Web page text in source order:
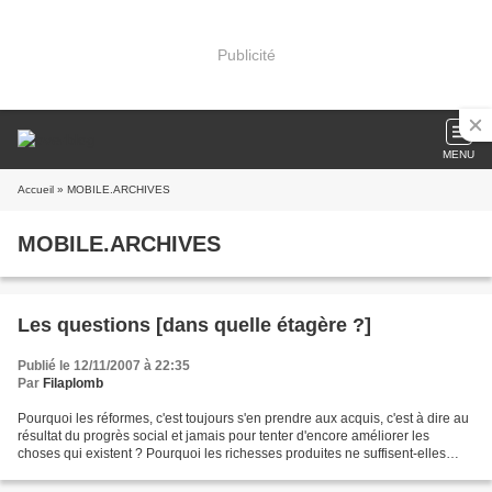
Publicité
MENU
Accueil » MOBILE.ARCHIVES
MOBILE.ARCHIVES
Les questions [dans quelle étagère ?]
Publié le 12/11/2007 à 22:35
Par Filaplomb
Pourquoi les réformes, c'est toujours s'en prendre aux acquis, c'est à dire au
résultat du progrès social et jamais pour tenter d'encore améliorer les
choses qui existent ? Pourquoi les richesses produites ne suffisent-elles